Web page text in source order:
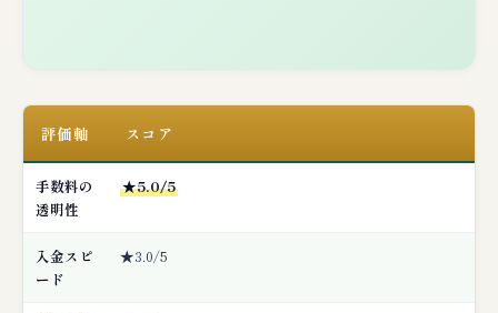
評価軸 スコア
手数料の
透明性
★5.0/5
入金スピ
ード
★3.0/5